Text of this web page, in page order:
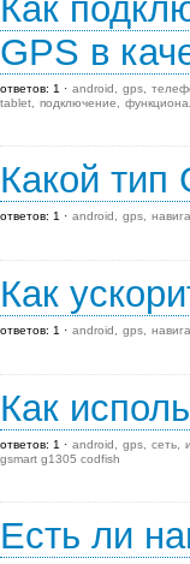
Как
GPS в
ответов: 1 android gps
tablet
подключение
Какой тип
ответов: 1 android gps
Как
ответов: 1 android gps
Как
ответов: 1 android gps сеть
gsmart g1305 codfish
Есть ли